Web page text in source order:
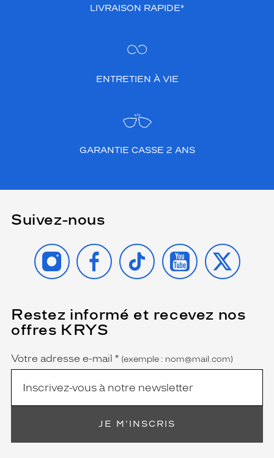
LIVRAISON RAPIDE*
ENTRETIEN À VIE
GARANTIE CASSE 2 ANS
Suivez-nous
INSTAGRAMFACEBOOK
TIKTOK YOUTUBE
X
Restez informé et recevez nos
offres KRYS
Name
Votre adresse e-mail *
(Ce
champ
est
(exemple : nom@mail.com)
JE M'INSCRIS